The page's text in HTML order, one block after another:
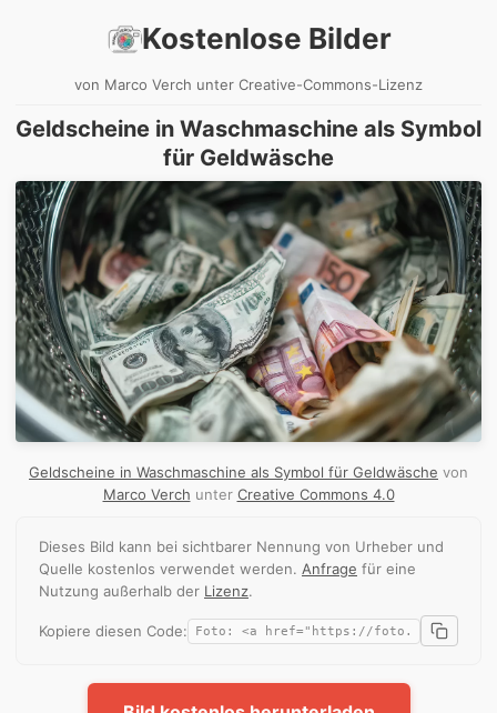
Kostenlose Bilder
von Marco Verch unter Creative-Commons-Lizenz
Geldscheine in Waschmaschine als Symbol
für Geldwäsche
Geldscheine in Waschmaschine als Symbol für Geldwäsche von
Marco Verch unter Creative Commons 4.0
Dieses Bild kann bei sichtbarer Nennung von Urheber und
Quelle kostenlos verwendet werden. Anfrage für eine
Nutzung außerhalb der Lizenz.
Kopiere diesen Code: